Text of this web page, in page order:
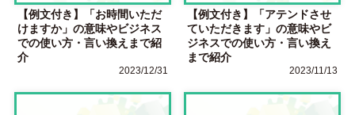
【例文付き】「お時間いただ
けますか」の意味やビジネス
での使い方・言い換えまで紹
介
2023/12/31
【例文付き】「アテンドさせ
ていただきます」の意味やビ
ジネスでの使い方・言い換え
まで紹介
2023/11/13